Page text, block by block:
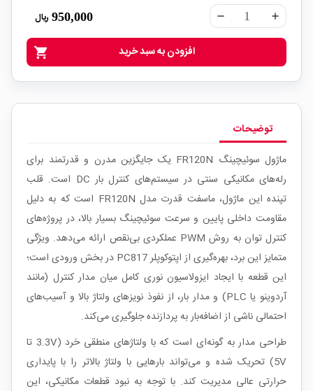
remove add
950,000 ریال
shopping_cart افزودن به سبد خرید
توضیحات
ماژول سوئیچینگ FR120N یک جایگزین مدرن و قدرتمند برای
رله‌های مکانیکی سنتی در سیستم‌های کنترل بار DC است. قلب
تپنده این ماژول، ماسفت قدرت مدل FR120N است که به دلیل
مقاومت داخلی پایین و سرعت سوئیچینگ بسیار بالا، در پروژه‌های
کنترل توان به روش PWM عملکردی بی‌نقص ارائه می‌دهد. ویژگی
متمایز این برد، بهره‌گیری از اپتوکوپلر PC817 در بخش ورودی است؛
این قطعه با ایجاد ایزولاسیون نوری کامل میان مدار کنترل (مانند
آردوینو یا PLC) و مدار بار، از نفوذ نویزهای ولتاژ بالا و آسیب‌های
احتمالی ناشی از اضافه‌بار به پردازنده جلوگیری می‌کند.
طراحی مدار به گونه‌ای است که با ولتاژهای منطقی خرد (3.3V تا
5V) تحریک شده و می‌تواند بارهایی با ولتاژ بالاتر را با پایداری
حرارتی عالی مدیریت کند. با توجه به نبود قطعات مکانیکی، این